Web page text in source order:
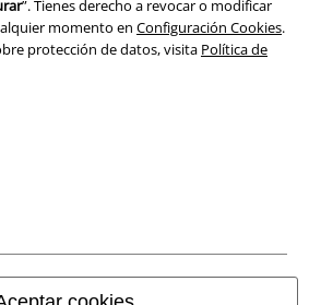
”. Tienes derecho a revocar o modificar
momento en Configuración Cookies.
protección de datos, visita Política de
protección del medioambiente
el IVA pero no losgastos de transporte